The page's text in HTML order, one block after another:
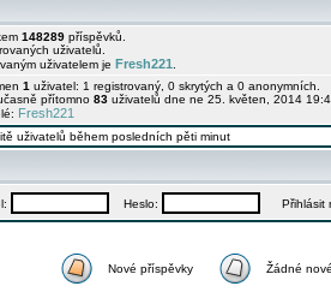
148289 příspěvků.
uživatelů.
uživatelem je Fresh221
1 uživatel: 1 registrovaný, 0 skrytých a 0
přítomno 83 uživatelů dne ne 25. květen, 2014
Fresh221
uživatelů během posledních pěti minut
Heslo: Přihlásit
Nové příspěvky Žádné